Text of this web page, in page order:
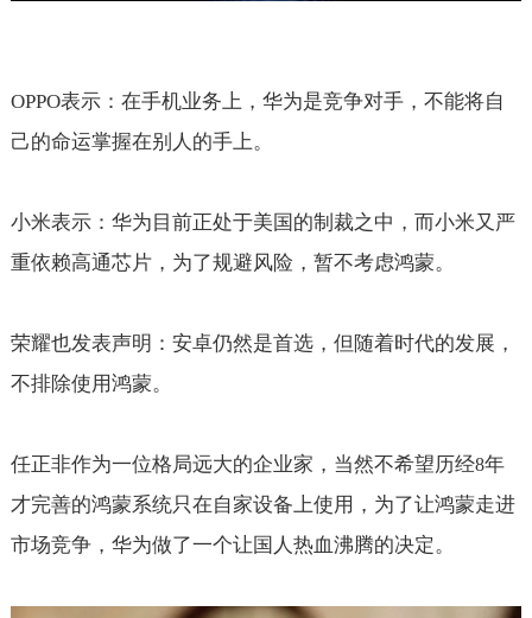
OPPO表示：在手机业务上，华为是竞争对手，不能将自
己的命运掌握在别人的手上。
小米表示：华为目前正处于美国的制裁之中，而小米又严
重依赖高通芯片，为了规避风险，暂不考虑鸿蒙。
荣耀也发表声明：安卓仍然是首选，但随着时代的发展，
不排除使用鸿蒙。
任正非作为一位格局远大的企业家，当然不希望历经8年
才完善的鸿蒙系统只在自家设备上使用，为了让鸿蒙走进
市场竞争，华为做了一个让国人热血沸腾的决定。